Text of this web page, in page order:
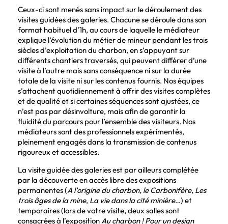
Ceux-ci sont menés sans impact sur le déroulement des
visites guidées des galeries. Chacune se déroule dans son
format habituel d’1h, au cours de laquelle le médiateur
explique l’évolution du métier de mineur pendant les trois
siècles d’exploitation du charbon, en s’appuyant sur
différents chantiers traversés, qui peuvent différer d’une
visite à l’autre mais sans conséquence ni sur la durée
totale de la visite ni sur les contenus fournis. Nos équipes
s’attachent quotidiennement à offrir des visites complètes
et de qualité et si certaines séquences sont ajustées, ce
n’est pas par désinvolture, mais afin de garantir la
fluidité du parcours pour l’ensemble des visiteurs. Nos
médiateurs sont des professionnels expérimentés,
pleinement engagés dans la transmission de contenus
rigoureux et accessibles.
La visite guidée des galeries est par ailleurs complétée
par la découverte en accès libre des expositions
permanentes (A l’origine du charbon, le Carbonifère, Les
trois âges de la mine, La vie dans la cité minière…) et
temporaires (lors de votre visite, deux salles sont
consacrées à l’expositionAu charbon ! Pour un design